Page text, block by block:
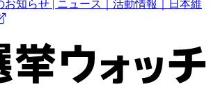
お知らせ | ニュース｜活動情報｜日本維